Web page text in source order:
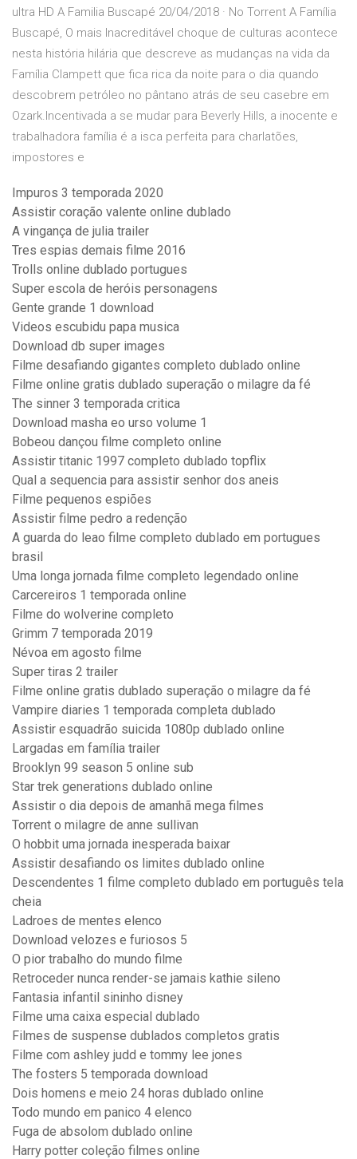
ultra HD A Familia Buscapé 20/04/2018 · No Torrent A Família
Buscapé, O mais Inacreditável choque de culturas acontece
nesta história hilária que descreve as mudanças na vida da
Família Clampett que fica rica da noite para o dia quando
descobrem petróleo no pântano atrás de seu casebre em
Ozark.Incentivada a se mudar para Beverly Hills, a inocente e
trabalhadora família é a isca perfeita para charlatões,
impostores e
Impuros 3 temporada 2020
Assistir coração valente online dublado
A vingança de julia trailer
Tres espias demais filme 2016
Trolls online dublado portugues
Super escola de heróis personagens
Gente grande 1 download
Videos escubidu papa musica
Download db super images
Filme desafiando gigantes completo dublado online
Filme online gratis dublado superação o milagre da fé
The sinner 3 temporada critica
Download masha eo urso volume 1
Bobeou dançou filme completo online
Assistir titanic 1997 completo dublado topflix
Qual a sequencia para assistir senhor dos aneis
Filme pequenos espiões
Assistir filme pedro a redenção
A guarda do leao filme completo dublado em portugues
brasil
Uma longa jornada filme completo legendado online
Carcereiros 1 temporada online
Filme do wolverine completo
Grimm 7 temporada 2019
Névoa em agosto filme
Super tiras 2 trailer
Filme online gratis dublado superação o milagre da fé
Vampire diaries 1 temporada completa dublado
Assistir esquadrão suicida 1080p dublado online
Largadas em família trailer
Brooklyn 99 season 5 online sub
Star trek generations dublado online
Assistir o dia depois de amanhã mega filmes
Torrent o milagre de anne sullivan
O hobbit uma jornada inesperada baixar
Assistir desafiando os limites dublado online
Descendentes 1 filme completo dublado em português tela
cheia
Ladroes de mentes elenco
Download velozes e furiosos 5
O pior trabalho do mundo filme
Retroceder nunca render-se jamais kathie sileno
Fantasia infantil sininho disney
Filme uma caixa especial dublado
Filmes de suspense dublados completos gratis
Filme com ashley judd e tommy lee jones
The fosters 5 temporada download
Dois homens e meio 24 horas dublado online
Todo mundo em panico 4 elenco
Fuga de absolom dublado online
Harry potter coleção filmes online